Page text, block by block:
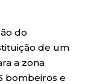
do
de um
a zona
bombeiros e